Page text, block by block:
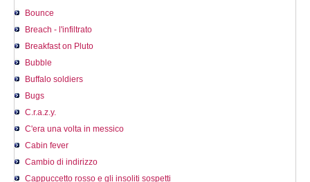
Bounce
Breach - l'infiltrato
Breakfast on Pluto
Bubble
Buffalo soldiers
Bugs
C.r.a.z.y.
C'era una volta in messico
Cabin fever
Cambio di indirizzo
Cappuccetto rosso e gli insoliti sospetti